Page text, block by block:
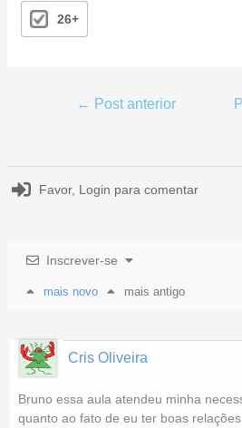
26+
← Post anterior
Favor, Login para comentar
Inscrever-se
mais novo mais antigo
Cris Oliveira
Bruno essa aula atendeu minha
quanto ao fato de eu ter boas